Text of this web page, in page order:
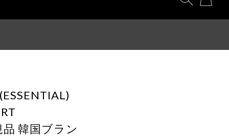
韓国ブラン